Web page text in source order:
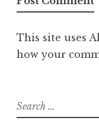
This site uses
how your
S
e